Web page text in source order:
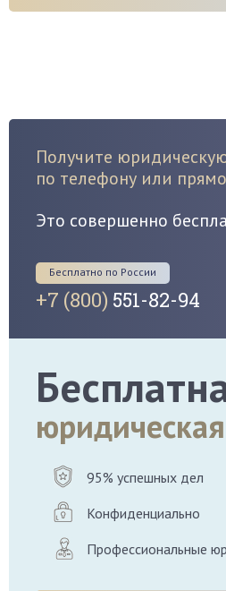
Получите
по телефону или
Это совершенно
Бесплатно по России
+7 (800) 551-82-94
95% успешных дел
Конфиденциально
Профессиональные